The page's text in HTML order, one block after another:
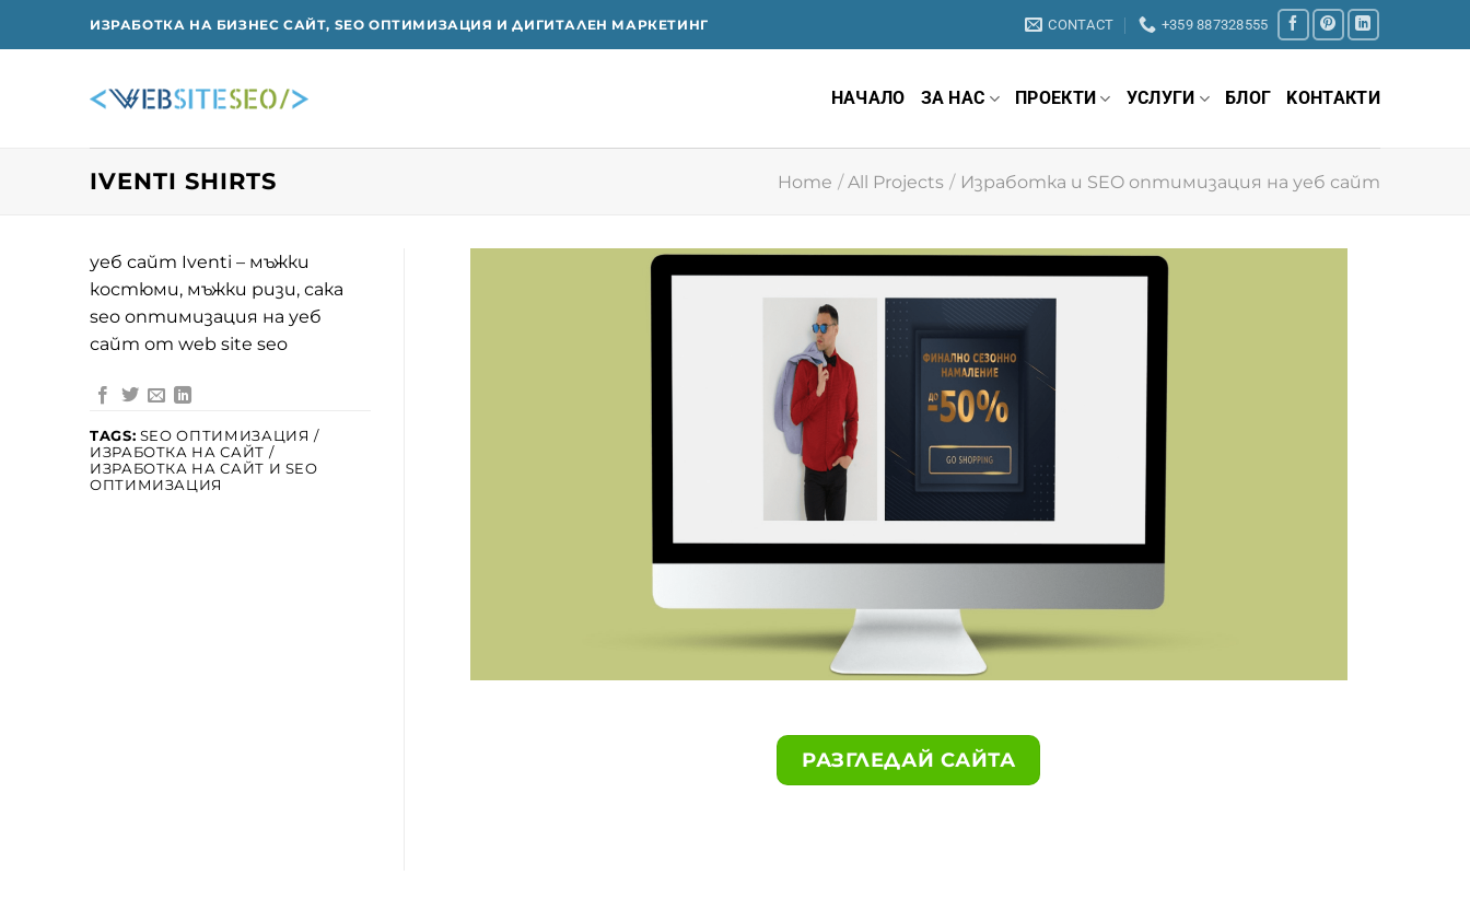
ИЗРАБОТКА НА БИЗНЕС САЙТ, SEO ОПТИМИЗАЦИЯ И ДИГИТАЛЕН МАРКЕТИНГ CONTACT +359 887328555
НАЧАЛО ЗА НАС ПРОЕКТИ УСЛУГИ БЛОГ KОНТАКТИ
IVENTI SHIRTS Home / All Projects / Изработка и SEO оптимизация на уеб сайт
уеб сайт Iventi – мъжки
костюми, мъжки ризи, сака
seo оптимизация на уеб
сайт от web site seo
TAGS: SEO ОПТИМИЗАЦИЯ /
ИЗРАБОТКА НА САЙТ /
ИЗРАБОТКА НА САЙТ И SEO
ОПТИМИЗАЦИЯ
РАЗГЛЕДАЙ САЙТА